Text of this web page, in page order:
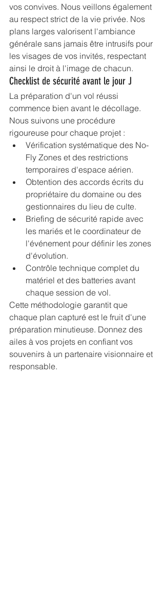
vos convives. Nous veillons également
au respect strict de la vie privée. Nos
plans larges valorisent l'ambiance
générale sans jamais être intrusifs pour
les visages de vos invités, respectant
ainsi le droit à l'image de chacun.
Checklist de sécurité avant le jour J
La préparation d'un vol réussi
commence bien avant le décollage.
Nous suivons une procédure
rigoureuse pour chaque projet :
Vérification systématique des No-
Fly Zones et des restrictions
temporaires d'espace aérien.
Obtention des accords écrits du
propriétaire du domaine ou des
gestionnaires du lieu de culte.
Briefing de sécurité rapide avec
les mariés et le coordinateur de
l'événement pour définir les zones
d'évolution.
Contrôle technique complet du
matériel et des batteries avant
chaque session de vol.
Cette méthodologie garantit que
chaque plan capturé est le fruit d'une
préparation minutieuse. Donnez des
ailes à vos projets en confiant vos
souvenirs à un partenaire visionnaire et
responsable.